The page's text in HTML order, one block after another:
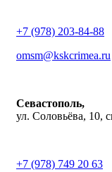
+7 (978) 203-84-88
omsm@kskcrimea.ru
Севастополь,
ул. Соловьёва, 10,
+7 (978) 749 20 63